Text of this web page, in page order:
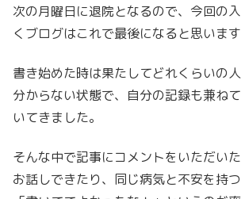
次の月曜日に退院となるので、今回の
くブログはこれで最後になると思います
書き始めた時は果たしてどれくらいの
分からない状態で、自分の記録も兼ね
いてきました。
そんな中で記事にコメントをいただい
お話しできたり、同じ病気と不安を持つ